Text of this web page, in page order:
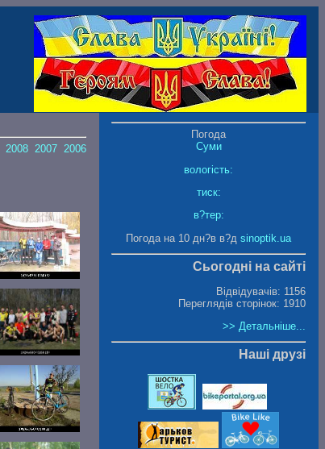
2008 2007 2006
Погода
Суми
вологість:
тиск:
в?тер:
Погода на 10 дн?в в?дsinoptik.ua
Сьогодні на сайті
Відвідувачів: 1156
Переглядів сторінок: 1910
>> Детальніше...
Наші друзі